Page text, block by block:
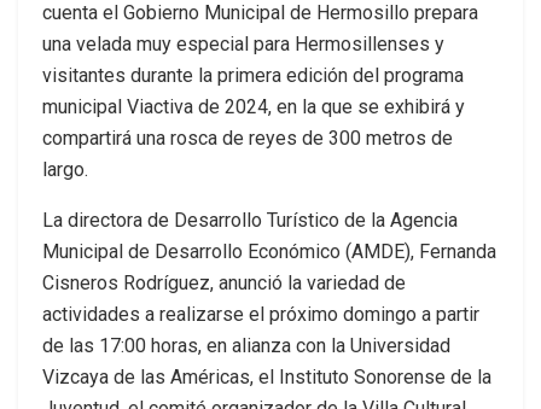
cuenta el Gobierno Municipal de Hermosillo prepara
una velada muy especial para Hermosillenses y
visitantes durante la primera edición del programa
municipal Viactiva de 2024, en la que se exhibirá y
compartirá una rosca de reyes de 300 metros de
largo.
La directora de Desarrollo Turístico de la Agencia
Municipal de Desarrollo Económico (AMDE), Fernanda
Cisneros Rodríguez, anunció la variedad de
actividades a realizarse el próximo domingo a partir
de las 17:00 horas, en alianza con la Universidad
Vizcaya de las Américas, el Instituto Sonorense de la